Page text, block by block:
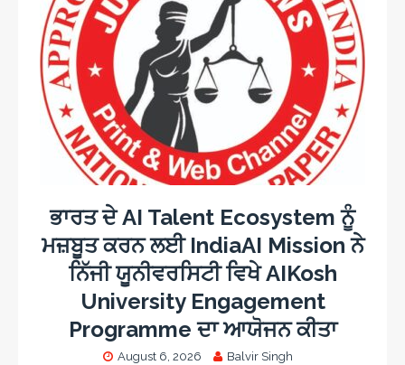
ਭਾਰਤ ਦੇ AI Talent Ecosystem ਨੂੰ
ਮਜ਼ਬੂਤ ਕਰਨ ਲਈ IndiaAI Mission ਨੇ
ਨਿੱਜੀ ਯੂਨੀਵਰਸਿਟੀ ਵਿਖੇ AIKosh
University Engagement
Programme ਦਾ ਆਯੋਜਨ ਕੀਤਾ
August 6, 2026 Balvir Singh